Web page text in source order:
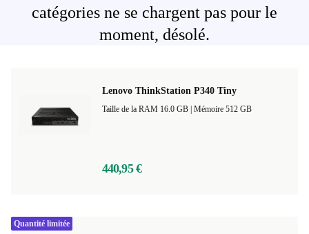
catégories ne se chargent pas pour le
moment, désolé.
Lenovo ThinkStation P340 Tiny
Mémoire 512 GB
440,95 €
Quantité limitée